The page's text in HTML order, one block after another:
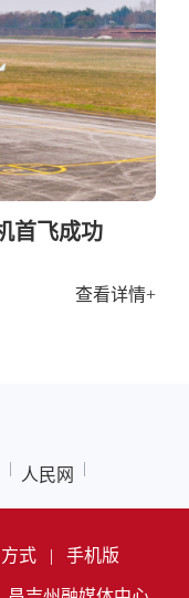
首飞成功
查看详情+
人民网
式 | 手机版